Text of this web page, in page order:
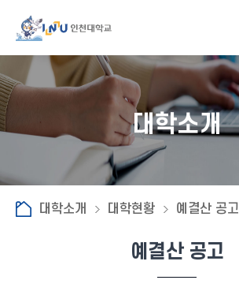
대학소개
대학소개 대학현황 예결산 공고
예결산 공고